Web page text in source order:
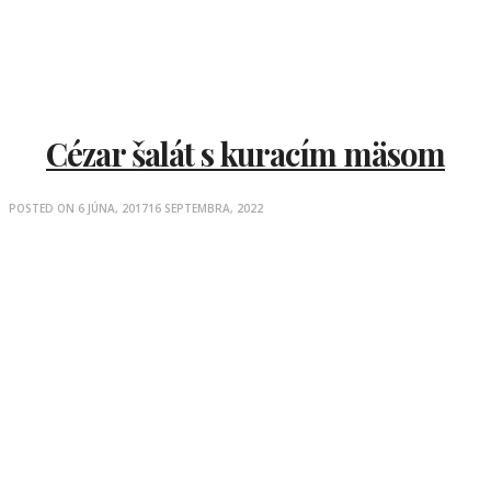
Cézar šalát s kuracím mäsom
POSTED ON 6 JÚNA, 201716 SEPTEMBRA, 2022